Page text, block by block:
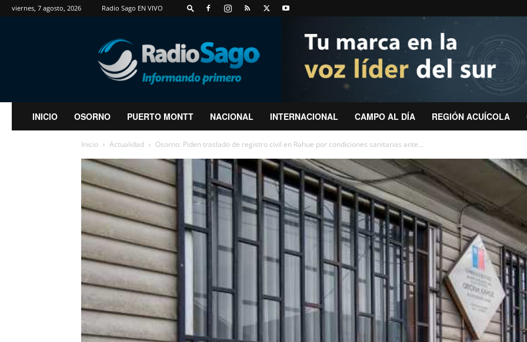
viernes, 7 agosto, 2026 Radio Sago EN VIVO
RadioSago
INICIO OSORNO PUERTO MONTT NACIONAL INTERNACIONAL CAMPO AL DÍA REGIÓN ACUÍCOLA
Inicio Actualidad Osorno: Piden traslado de registro civil en Rahue por condiciones sanitarias ante...